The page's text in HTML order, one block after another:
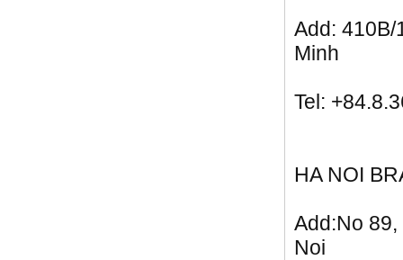
Add: 410B/
Minh
Tel:
HA NOI
Add:No
Noi